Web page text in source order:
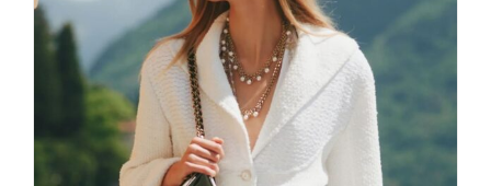
Chanel – Cruise 2025/25 Comer